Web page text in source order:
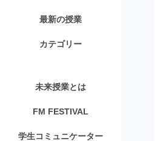
最新の授業
カテゴリー
未来授業とは
FM FESTIVAL
学生コミュニケーター